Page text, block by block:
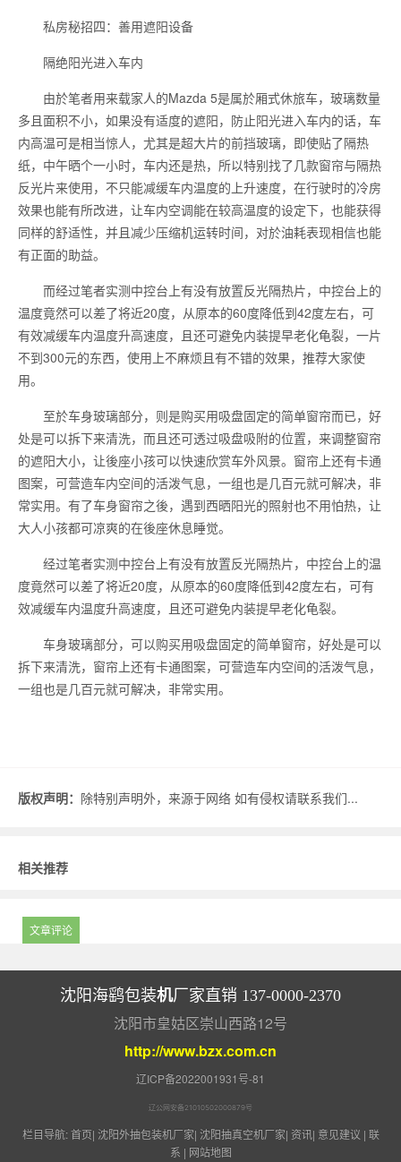
私房秘招四：善用遮阳设备
隔绝阳光进入车内
由於笔者用来载家人的Mazda 5是属於厢式休旅车，玻璃数量
多且面积不小，如果没有适度的遮阳，防止阳光进入车内的话，车
内高温可是相当惊人，尤其是超大片的前挡玻璃，即使贴了隔热
纸，中午晒个一小时，车内还是热，所以特别找了几款窗帘与隔热
反光片来使用，不只能减缓车内温度的上升速度，在行驶时的冷房
效果也能有所改进，让车内空调能在较高温度的设定下，也能获得
同样的舒适性，并且减少压缩机运转时间，对於油耗表现相信也能
有正面的助益。
而经过笔者实测中控台上有没有放置反光隔热片，中控台上的
温度竟然可以差了将近20度，从原本的60度降低到42度左右，可
有效减缓车内温度升高速度，且还可避免内装提早老化龟裂，一片
不到300元的东西，使用上不麻烦且有不错的效果，推荐大家使
用。
至於车身玻璃部分，则是购买用吸盘固定的简单窗帘而已，好
处是可以拆下来清洗，而且还可透过吸盘吸附的位置，来调整窗帘
的遮阳大小，让後座小孩可以快速欣赏车外风景。窗帘上还有卡通
图案，可营造车内空间的活泼气息，一组也是几百元就可解决，非
常实用。有了车身窗帘之後，遇到西晒阳光的照射也不用怕热，让
大人小孩都可凉爽的在後座休息睡觉。
经过笔者实测中控台上有没有放置反光隔热片，中控台上的温
度竟然可以差了将近20度，从原本的60度降低到42度左右，可有
效减缓车内温度升高速度，且还可避免内装提早老化龟裂。
车身玻璃部分，可以购买用吸盘固定的简单窗帘，好处是可以
拆下来清洗，窗帘上还有卡通图案，可营造车内空间的活泼气息，
一组也是几百元就可解决，非常实用。
版权声明： 除特别声明外，来源于网络 如有侵权请联系我们...
相关推荐
文章评论
沈阳海鹞包装机厂家直销 137-0000-2370
沈阳市皇姑区崇山西路12号
http://www.bzx.com.cn
辽ICP备2022001931号-81
辽公网安备21010502000879号
栏目导航:首页| 沈阳外抽包装机厂家| 沈阳抽真空机厂家| 资讯| 意见建议 | 联
系 | 网站地图